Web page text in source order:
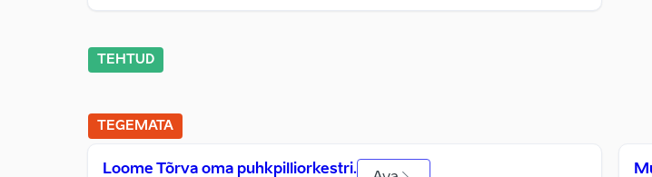
TEHTUD
TEGEMATA
Loome Tõrva oma puhkpilliorkestri.